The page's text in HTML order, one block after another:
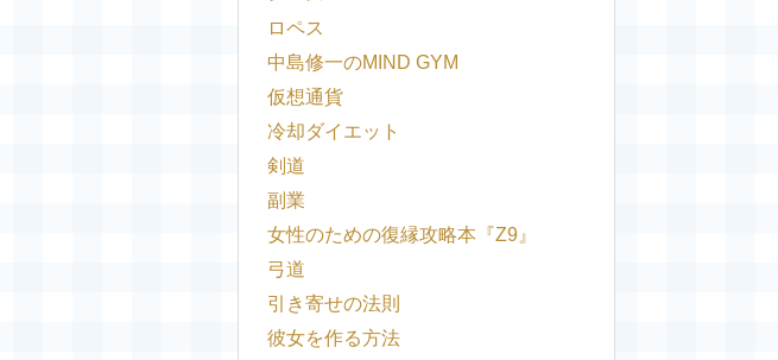
ロペス
中島修一のMIND GYM
仮想通貨
冷却ダイエット
剣道
副業
女性のための復縁攻略本『Z9』
弓道
引き寄せの法則
彼女を作る方法